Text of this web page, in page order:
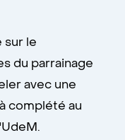
sur le
du parrainage
avec une
complété au